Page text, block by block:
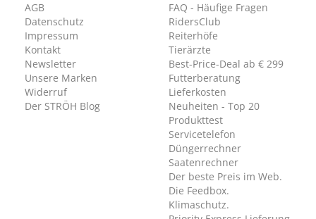
AGB
Datenschutz
Impressum
Kontakt
Newsletter
Unsere Marken
Widerruf
Der STRÖH Blog
FAQ - Häufige Fragen
RidersClub
Reiterhöfe
Tierärzte
Best-Price-Deal ab € 299
Futterberatung
Lieferkosten
Neuheiten - Top 20
Produkttest
Servicetelefon
Düngerrechner
Saatenrechner
Der beste Preis im Web.
Die Feedbox.
Klimaschutz.